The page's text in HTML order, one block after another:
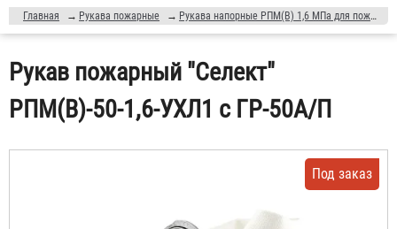
Главная → Рукава пожарные → Рукава напорные РПМ(В) 1,6 МПа для пожарной техники
Рукав пожарный "Селект"
РПМ(В)-50-1,6-УХЛ1 c ГР-50А/П
Под заказ